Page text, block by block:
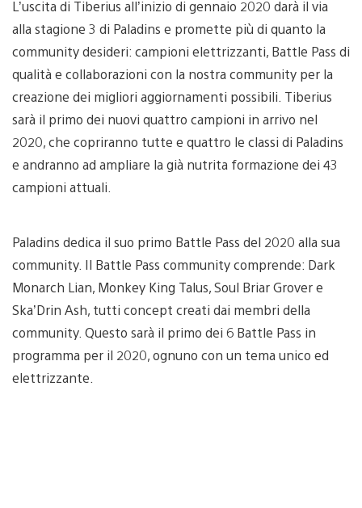
L’uscita di Tiberius all’inizio di gennaio 2020 darà il via
alla stagione 3 di Paladins e promette più di quanto la
community desideri: campioni elettrizzanti, Battle Pass di
qualità e collaborazioni con la nostra community per la
creazione dei migliori aggiornamenti possibili. Tiberius
sarà il primo dei nuovi quattro campioni in arrivo nel
2020, che copriranno tutte e quattro le classi di Paladins
e andranno ad ampliare la già nutrita formazione dei 43
campioni attuali.
Paladins dedica il suo primo Battle Pass del 2020 alla sua
community. Il Battle Pass community comprende: Dark
Monarch Lian, Monkey King Talus, Soul Briar Grover e
Ska’Drin Ash, tutti concept creati dai membri della
community. Questo sarà il primo dei 6 Battle Pass in
programma per il 2020, ognuno con un tema unico ed
elettrizzante.